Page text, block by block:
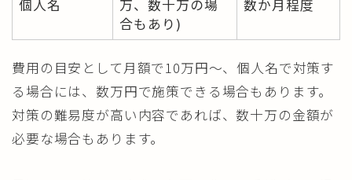
個人名
万、数十万の場
合もあり)
数か月程度
費用の目安として月額で10万円～、個人名で対策す
る場合には、数万円で施策できる場合もあります。
対策の難易度が高い内容であれば、数十万の金額が
必要な場合もあります。